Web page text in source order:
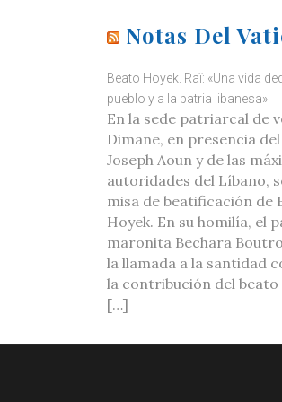
Notas Del
Beato Hoyek. Raï: «Una vida
pueblo y a la patria libanesa»
En la sede patriarcal de
Dimane, en presencia
Joseph Aoun y de las
autoridades del Líbano,
misa de beatificación de
Hoyek. En su homilía, el
maronita Bechara
la llamada a la santidad
la contribución del
[…]